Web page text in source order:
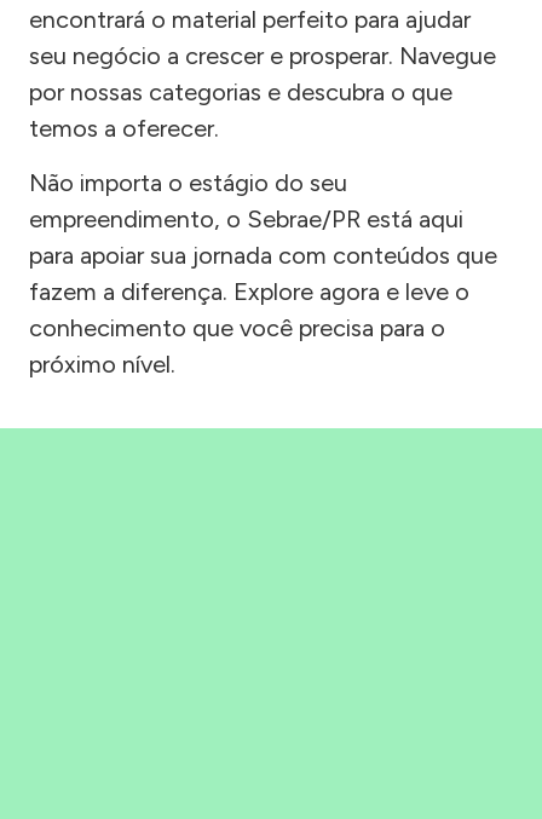
encontrará o material perfeito para ajudar
seu negócio a crescer e prosperar. Navegue
por nossas categorias e descubra o que
temos a oferecer.
Não importa o estágio do seu
empreendimento, o Sebrae/PR está aqui
para apoiar sua jornada com conteúdos que
fazem a diferença. Explore agora e leve o
conhecimento que você precisa para o
próximo nível.